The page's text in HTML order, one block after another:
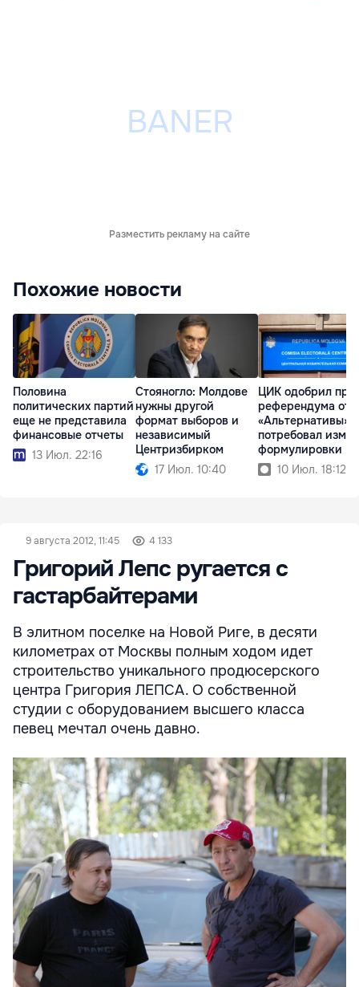
Разместить рекламу на сайте
Похожие новости
Половина
политических партий
еще не представила
финансовые отчеты
13 Июл. 22:16
Стояногло: Молдове
нужны другой
формат выборов и
независимый
Центризбирком
17 Июл. 10:40
ЦИК одобрил
референдума от
«Альтернативы»,
потребовал
формулировки
10 Июл. 18:12
9 августа 2012, 11:45 4 133
Григорий Лепс ругается с
гастарбайтерами
В элитном поселке на Новой Риге, в десяти
километрах от Москвы полным ходом идет
строительство уникального продюсерского
центра Григория ЛЕПСА. О собственной
студии с оборудованием высшего класса
певец мечтал очень давно.